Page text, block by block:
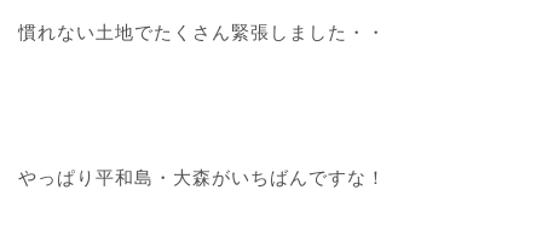
慣れない土地でたくさん緊張しました・・
やっぱり平和島・大森がいちばんですな！